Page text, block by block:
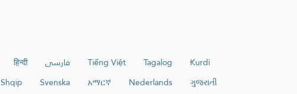
हिन्दी فارسی Tiếng Việt Tagalog
Kurdî
Shqip Svenska አማርኛ Nederlands
ગુજરાતી